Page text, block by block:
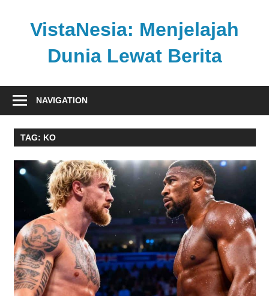
VistaNesia: Menjelajah
Dunia Lewat Berita
nasional
global
dalam
platform
informatif
NAVIGATION
TAG: KO